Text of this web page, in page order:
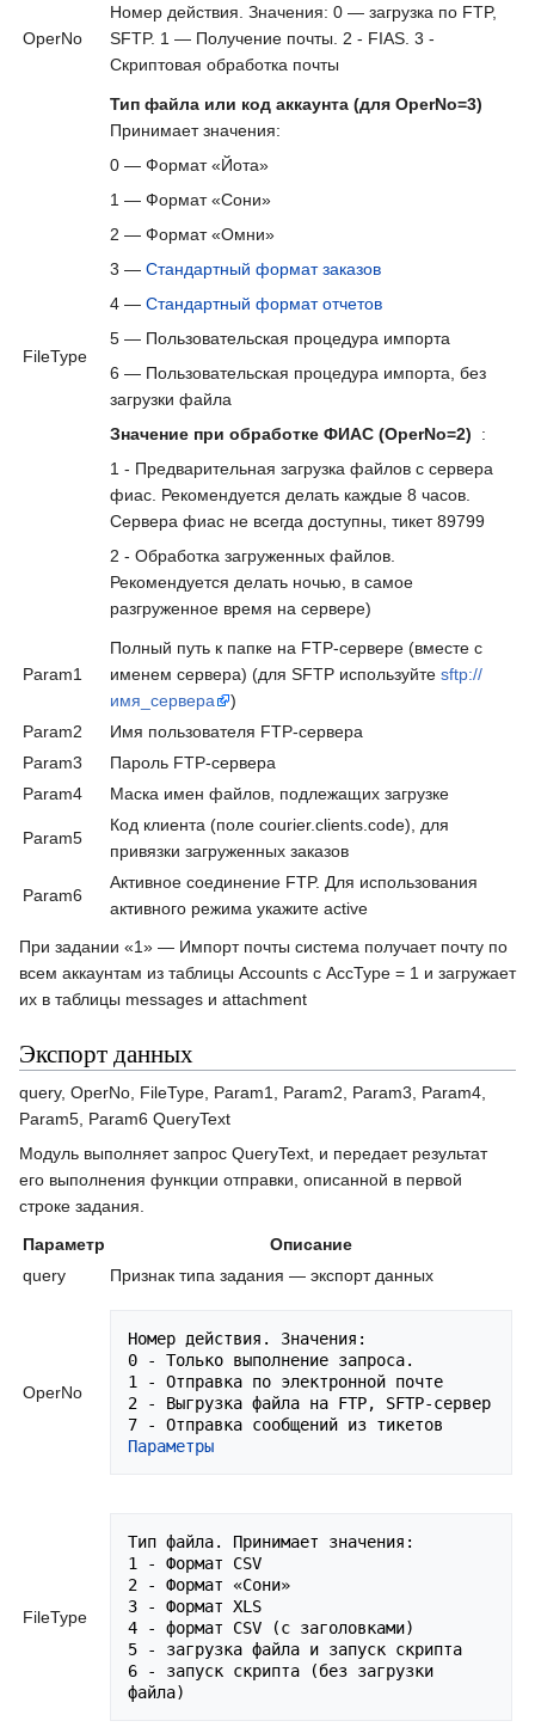
OperNo
Номер действия. Значения: 0 — загрузка по FTP,
SFTP. 1 — Получение почты. 2 - FIAS. 3 -
Скриптовая обработка почты
FileType
Тип файла или код аккаунта (для OperNo=3)
Принимает значения:
0 — Формат «Йота»
1 — Формат «Сони»
2 — Формат «Омни»
3 — Стандартный формат заказов
4 — Стандартный формат отчетов
5 — Пользовательская процедура импорта
6 — Пользовательская процедура импорта, без
загрузки файла
Значение при обработке ФИАС (OperNo=2)
:
1 - Предварительная загрузка файлов с сервера
фиас. Рекомендуется делать каждые 8 часов.
Сервера фиас не всегда доступны, тикет 89799
2 - Обработка загруженных файлов.
Рекомендуется делать ночью, в самое
разгруженное время на сервере)
Param1
Полный путь к папке на FTP-сервере (вместе с
именем сервера) (для SFTP используйте sftp://
имя_сервера
)
Param2
Имя пользователя FTP-сервера
Param3
Пароль FTP-сервера
Param4
Маска имен файлов, подлежащих загрузке
Param5
Код клиента (поле courier.clients.code), для
привязки загруженных заказов
Param6
Активное соединение FTP. Для использования
активного режима укажите active
При задании «1» — Импорт почты система получает почту по
всем аккаунтам из таблицы Accounts с AccType = 1 и загружает
их в таблицы messages и attachment
Экспорт данных
query, OperNo, FileType, Param1, Param2, Param3, Param4,
Param5, Param6 QueryText
Модуль выполняет запрос QueryText, и передает результат
его выполнения функции отправки, описанной в первой
строке задания.
Параметр
Описание
query
Признак типа задания — экспорт данных
OperNo
Номер действия. Значения:
0 - Только выполнение запроса.
1 - Отправка по электронной почте
2 - Выгрузка файла на FTP, SFTP-сервер
Параметры
FileType
Тип файла. Принимает значения:
1 - Формат CSV
2 - Формат «Сони»
3 - Формат XLS
4 - формат CSV (с заголовками)
5 - загрузка файла и запуск скрипта
6 - запуск скрипта (без загрузки